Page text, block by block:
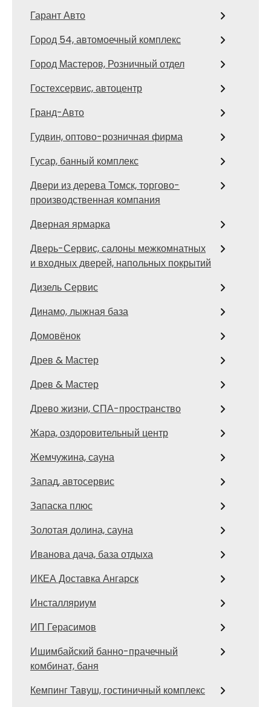
Гарант Авто
Город 54, автомоечный комплекс
Город Мастеров, Розничный отдел
Гостехсервис, автоцентр
Гранд-Авто
Гудвин, оптово-розничная фирма
Гусар, банный комплекс
Двери из дерева Томск, торгово-
производственная компания
Дверная ярмарка
Дверь-Сервис, салоны межкомнатных
и входных дверей, напольных покрытий
Дизель Сервис
Динамо, лыжная база
Домовёнок
Древ & Мастер
Древ & Мастер
Древо жизни, СПА-пространство
Жара, оздоровительный центр
Жемчужина, сауна
Запад, автосервис
Запаска плюс
Золотая долина, сауна
Иванова дача, база отдыха
ИКЕА Доставка Ангарск
Инсталляриум
ИП Герасимов
Ишимбайский банно-прачечный
комбинат, баня
Кемпинг Тавуш, гостиничный комплекс